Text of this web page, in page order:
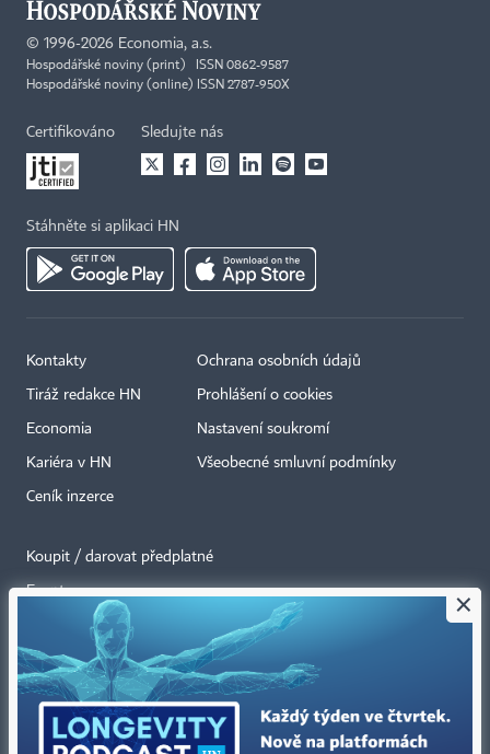
© 1996-2026 Economia, a.s.
Hospodářské noviny (print) ISSN 0862-9587
Hospodářské noviny (online) ISSN 2787-950X
Certifikováno Sledujte nás
Stáhněte si aplikaci HN
Kontakty
Tiráž redakce HN
Economia
Kariéra v HN
Ceník inzerce
Ochrana osobních údajů
Prohlášení o cookies
Nastavení soukromí
Všeobecné smluvní podmínky
Koupit / darovat předplatné
Eventy
Newslettery
RSS kanály
Autorská práva vykonává vydavatel. Bez písemného svolení vydavatele je
×